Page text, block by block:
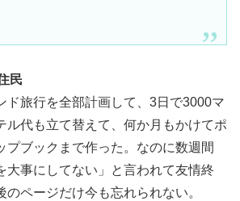
民
ド旅行を全部計画して、3日で3000マ
ル代も立て替えて、何か月もかけてポ
プブックまで作った。なのに数週間
大事にしてない」と言われて友情終
のページだけ今も忘れられない。